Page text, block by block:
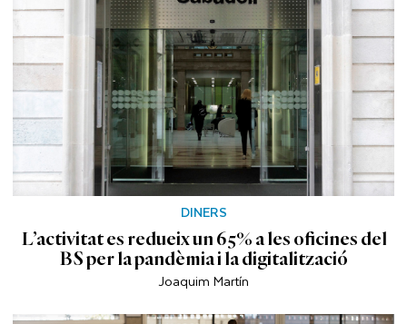
DINERS
L’activitat es redueix un 65% a les oficines del
BS per la pandèmia i la digitalització
Joaquim Martín